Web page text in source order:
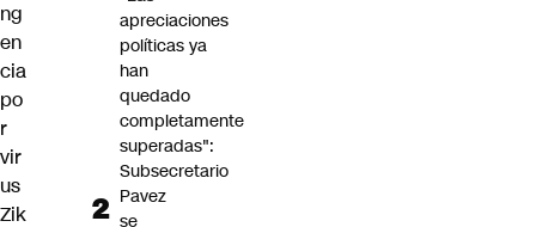
ng
en
cia
po
r
vir
us
Zik
apreciaciones
políticas ya
han
quedado
completamente
superadas":
Subsecretario
Pavez
se